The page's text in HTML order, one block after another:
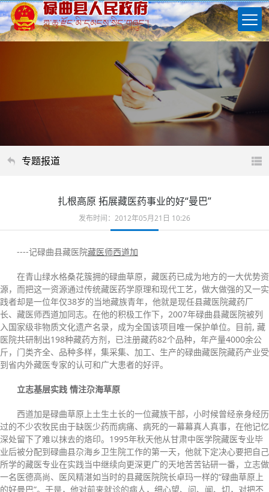
专题报道
扎根高原 拓展藏医药事业的好“曼巴”
发布时间：2012年05月21日 10:26
----记碌曲县藏医院藏医师西道加
在青山绿水格桑花簇拥的碌曲草原，藏医药已成为地方的一大优势资
源，而把这一资源通过传统藏医药学原理和现代工艺，做大做强的又一实
践者却是一位年仅38岁的当地藏族青年，他就是现任县藏医院藏药厂
长、藏医师西道加同志。在他的积极工作下，2007年碌曲县藏医院被列
入国家级非物质文化遗产名录，成为全国该项目唯一保护单位。目前, 藏
医院共研制出198种藏药方剂，已注册藏药82个品种，年产量4000余公
斤，门类齐全、品种多样，集采集、加工、生产的碌曲藏医院藏药产业受
到省内外藏医专家的认可和广大患者的好评。
立志基层实践 情注尕海草原
西道加是碌曲草原上土生土长的一位藏族干部，小时候曾经亲身经历
过的不少农牧民由于缺医少药而病痛、病死的一幕幕真人真事，在他记忆
深处留下了难以抹去的烙印。1995年秋天他从甘肃中医学院藏医专业毕
业后被分配到碌曲县尕海乡卫生院工作的第一天，他就下定决心要把自己
所学的藏医专业在实践当中继续向更深更广的天地苦苦钻研一番，立志做
一名医德高尚、医风精湛如当时的县藏医院院长卓玛一样的“碌曲草原上
的好曼巴”。于是，他对前来就诊的病人，细心望、问、闻、切，对把不